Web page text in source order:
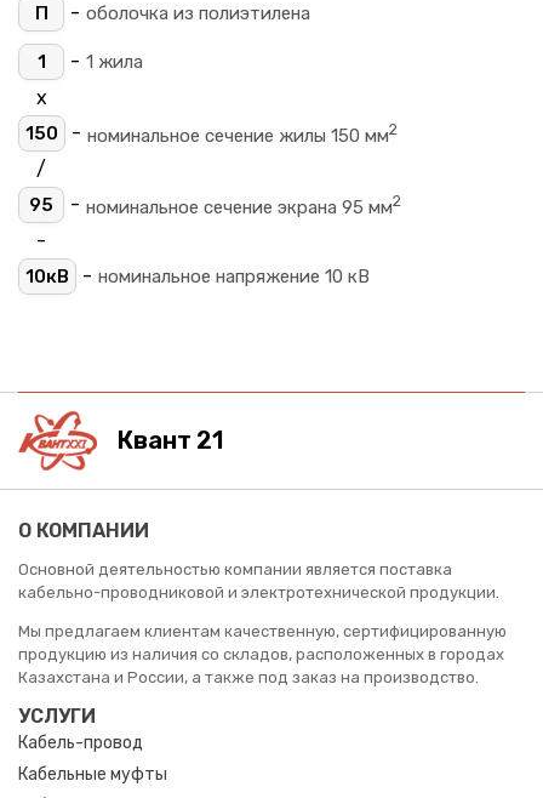
П
- оболочка из полиэтилена
1 - 1 жила
х
150 - номинальное сечение жилы 150 мм2
/
95 - номинальное сечение экрана 95 мм2
-
10кВ - номинальное напряжение 10 кВ
Квант 21
О КОМПАНИИ
Основной деятельностью компании является поставка
кабельно-проводниковой и электротехнической продукции.
Мы предлагаем клиентам качественную, сертифицированную
продукцию из наличия со складов, расположенных в городах
Казахстана и России, а также под заказ на производство.
УСЛУГИ
Кабель-провод
Кабельные муфты